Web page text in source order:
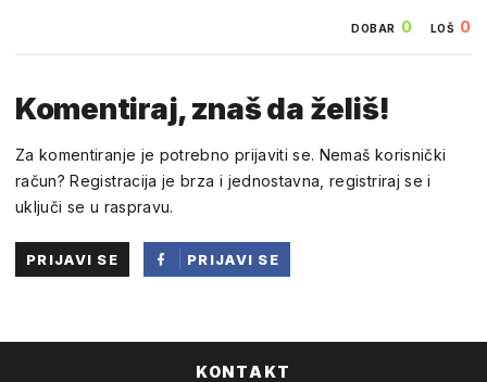
DOBAR 0 LOŠ 0
Komentiraj, znaš da želiš!
Za komentiranje je potrebno prijaviti se. Nemaš korisnički
račun? Registracija je brza i jednostavna, registriraj se i
uključi se u raspravu.
PRIJAVI SE
PRIJAVI SE
KONTAKT